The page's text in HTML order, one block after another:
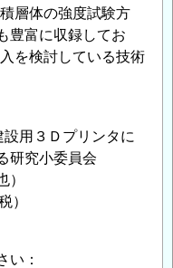
層体の強度試験方
豊富に収録してお
を検討している技術
用３Ｄプリンタに
研究小委員会
）
い：